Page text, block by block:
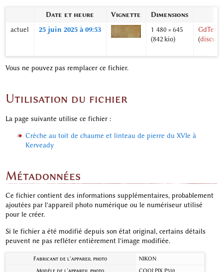
Date et heure Vignette Dimensions
actuel
25 juin 2025 à 09:53
1 480 × 645
(842 kio)
(
Vous ne pouvez pas remplacer ce fichier.
Utilisation du fichier
La page suivante utilise ce fichier :
Crèche au toit de chaume et linteau de pierre du XVIe à
Kerveady
Métadonnées
Ce fichier contient des informations supplémentaires, probablement
ajoutées par l'appareil photo numérique ou le numériseur utilisé
pour le créer.
Si le fichier a été modifié depuis son état original, certains détails
peuvent ne pas refléter entièrement l'image modifiée.
Fabricant de l’appareil photo
NIKON